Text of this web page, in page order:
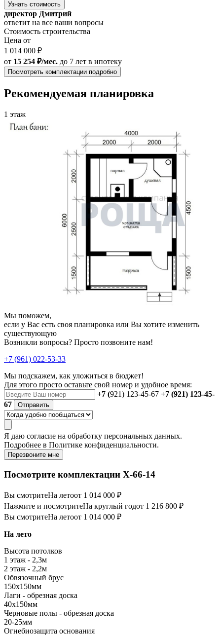
Узнать стоимость
директор Дмитрий
ответит на все ваши вопросы
Стоимость строительства
Цена от
1 014 000 ₽
от 15 254 ₽/мес. до 7 лет в ипотеку
Посмотреть комплектации подробно
Рекомендуемая планировка
1 этаж
Мы поможем,
если у Вас есть своя планировка или Вы хотите изменить
существующую
Возникли вопросы? Просто позвоните нам!
+7 (961) 022-53-33
Мы подскажем, как уложиться в бюджет!
Для этого просто оставьте свой номер и удобное время:
+7 (921) 123-45-67 +7 (921) 123-45-
67
Отправить
Я даю согласие на обработку персональных данных.
Подробнее в Политике конфиденциальности.
Перезвоните мне
Посмотрите комплектации Х-66-14
Вы смотритеНа летоот 1 014 000 ₽
Нажмите и посмотритеНа круглый годот 1 216 800 ₽
Вы смотритеНа летоот 1 014 000 ₽
На лето
Высота потолков
1 этаж - 2,3м
2 этаж - 2,2м
Обвязочный брус
150х150мм
Лаги - обрезная доска
40х150мм
Черновые полы - обрезная доска
20-25мм
Огнебиозащита основания